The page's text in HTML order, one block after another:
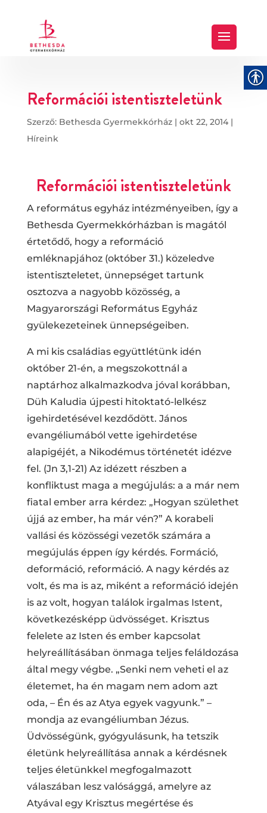
Reformációi istentiszteletünk
Szerző: Bethesda Gyermekkórház| okt 22, 2014|
Híreink
Reformációi istentiszteletünk
A református egyház intézményeiben, így a
Bethesda Gyermekkórházban is magától
értetődő, hogy a reformáció
emléknapjához (október 31.) közeledve
istentiszteletet, ünnepséget tartunk
osztozva a nagyobb közösség, a
Magyarországi Református Egyház
gyülekezeteinek ünnepségeiben.
A mi kis családias együttlétünk idén
október 21-én, a megszokottnál a
naptárhoz alkalmazkodva jóval korábban,
Düh Kaludia újpesti hitoktató-lelkész
igehirdetésével kezdődött. János
evangéliumából vette igehirdetése
alapigéjét, a Nikodémus történetét idézve
fel. (Jn 3,1-21) Az idézett részben a
konfliktust maga a megújulás: a a már nem
fiatal ember arra kérdez: „Hogyan születhet
újjá az ember, ha már vén?” A korabeli
vallási és közösségi vezetők számára a
megújulás éppen így kérdés. Formáció,
deformáció, reformáció. A nagy kérdés az
volt, és ma is az, miként a reformáció idején
is az volt, hogyan találok irgalmas Istent,
következésképp üdvösséget. Krisztus
felelete az Isten és ember kapcsolat
helyreállításában önmaga teljes feláldozása
által megy végbe. „Senki nem veheti el az
életemet, ha én magam nem adom azt
oda, – Én és az Atya egyek vagyunk.” –
mondja az evangéliumban Jézus.
Üdvösségünk, gyógyulásunk, ha tetszik
életünk helyreállítása annak a kérdésnek
teljes életünkkel megfogalmazott
válaszában lesz valósággá, amelyre az
Atyával egy Krisztus megértése és